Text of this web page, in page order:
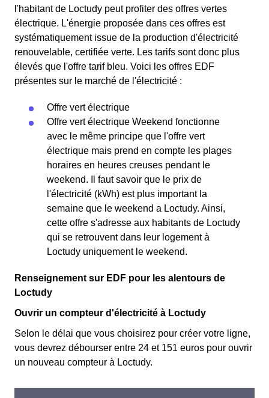
l'habitant de Loctudy peut profiter des offres vertes
électrique. L'énergie proposée dans ces offres est
systématiquement issue de la production d'électricité
renouvelable, certifiée verte. Les tarifs sont donc plus
élevés que l'offre tarif bleu. Voici les offres EDF
présentes sur le marché de l'électricité :
Offre vert électrique
Offre vert électrique Weekend fonctionne
avec le même principe que l'offre vert
électrique mais prend en compte les plages
horaires en heures creuses pendant le
weekend. Il faut savoir que le prix de
l'électricité (kWh) est plus important la
semaine que le weekend a Loctudy. Ainsi,
cette offre s'adresse aux habitants de Loctudy
qui se retrouvent dans leur logement à
Loctudy uniquement le weekend.
Renseignement sur EDF pour les alentours de
Loctudy
Ouvrir un compteur d'électricité à Loctudy
Selon le délai que vous choisirez pour créer votre ligne,
vous devrez débourser entre 24 et 151 euros pour ouvrir
un nouveau compteur à Loctudy.